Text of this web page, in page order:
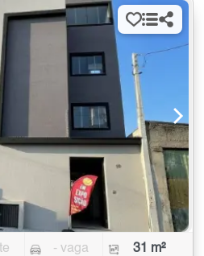
- vaga 31 m²